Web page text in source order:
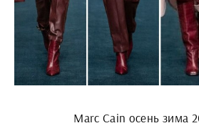
Marc Cain осень зима